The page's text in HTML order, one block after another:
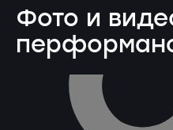
Фото и